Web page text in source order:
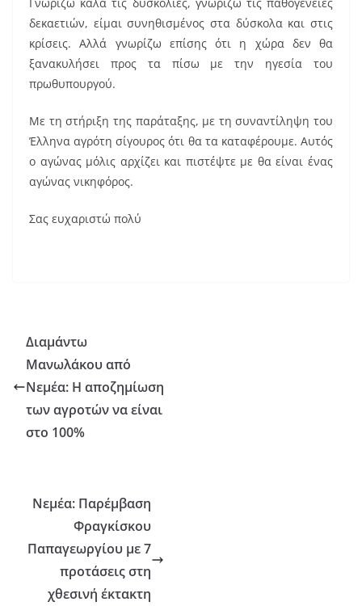
δεκαετιών, είμαι συνηθισμένος στα δύσκολα και στις
κρίσεις. Αλλά γνωρίζω επίσης ότι η χώρα δεν θα
ξανακυλήσει προς τα πίσω με την ηγεσία του
πρωθυπουργού.
Με τη στήριξη της παράταξης, με τη συναντίληψη του
Έλληνα αγρότη σίγουρος ότι θα τα καταφέρουμε. Αυτός
ο αγώνας μόλις αρχίζει και πιστέψτε με θα είναι ένας
αγώνας νικηφόρος.
Σας ευχαριστώ πολύ
Διαμάντω
Μανωλάκου από
Νεμέα: Η αποζημίωση
των αγροτών να είναι
στο 100%
Νεμέα: Παρέμβαση
Φραγκίσκου
Παπαγεωργίου με 7
προτάσεις στη
χθεσινή έκτακτη